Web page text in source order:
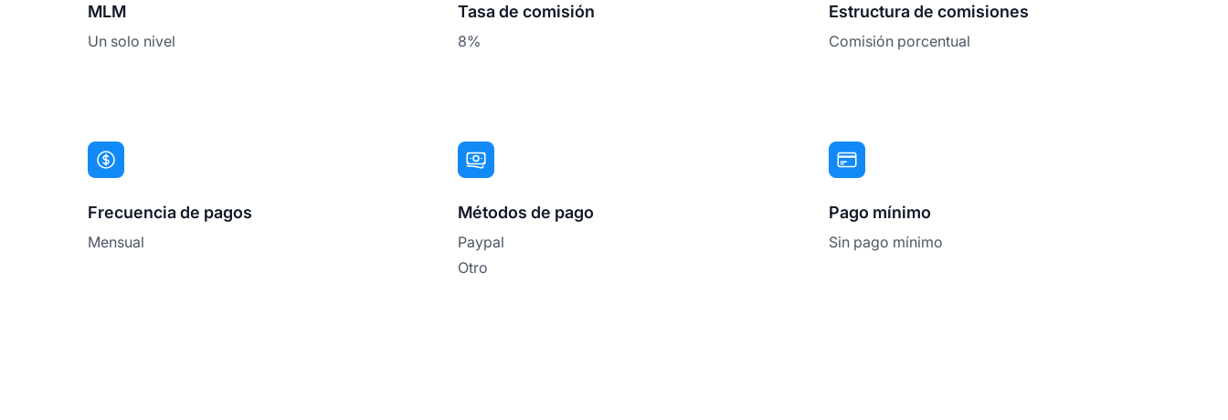
MLM
Un solo nivel
Tasa de comisión
8%
Estructura de comisiones
Comisión porcentual
Frecuencia de pagos
Mensual
Métodos de pago
Paypal
Otro
Pago mínimo
Sin pago mínimo